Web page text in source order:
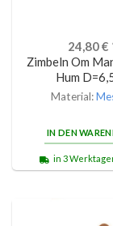
24,80€
Zimbeln Om
Hum
Material:
IN DEN
in 3